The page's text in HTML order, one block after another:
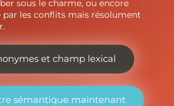
sous le charme, ou encore
par les conflits mais résolument
et champ lexical
sémantique maintenant